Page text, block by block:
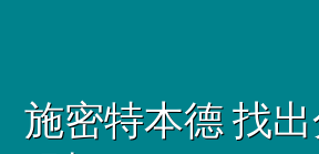
施密特本德 找